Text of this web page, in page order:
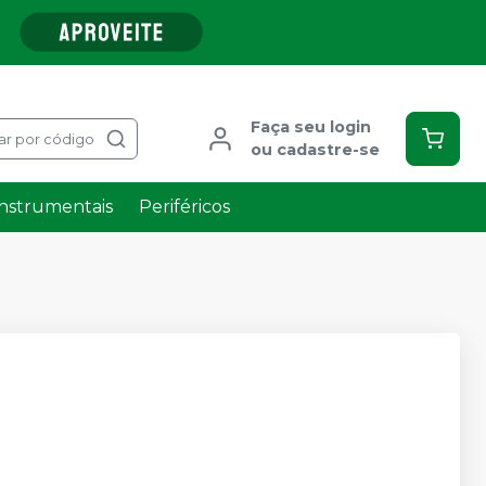
por código
Faça seu login
ou cadastre-se
Periféricos